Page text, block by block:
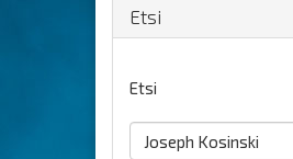
Etsi
Etsi